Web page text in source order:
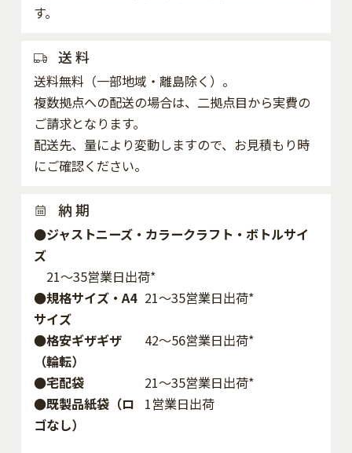
す。
送 料
送料無料（一部地域・離島除く）。
複数拠点への配送の場合は、二拠点目から実費の
ご請求となります。
配送先、量により変動しますので、お見積もり時
にご確認ください。
納 期
●ジャストニーズ・カラークラフト・ボトルサイ
ズ
21～35営業日出荷*
●規格サイズ・A4
サイズ
21～35営業日出荷*
●格安ギザギザ
（輪転）
42〜56営業日出荷*
●宅配袋
21～35営業日出荷*
●既製品紙袋（ロ
ゴなし）
1営業日出荷